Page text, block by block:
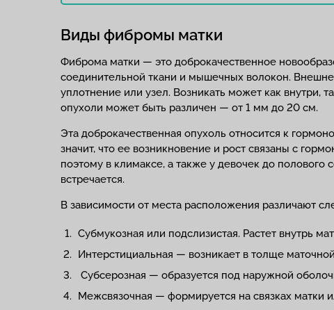
Виды фибромы матки
Фиброма матки — это доброкачественное
соединительной ткани и мышечных волокон.
уплотнение или узел. Возникать может как внутри,
опухоли может быть различен — от 1 мм до 20 см.
Эта доброкачественная опухоль относится к
значит, что ее возникновение и рост связаны с
поэтому в климаксе, а также у девочек до полового
встречается.
В зависимости от места расположения различают
Субмукозная или подслизистая. Растет внутрь
Интерстициальная — возникает в толще
Субсерозная — образуется под наружной
Межсвязочная — формируется на связках матки